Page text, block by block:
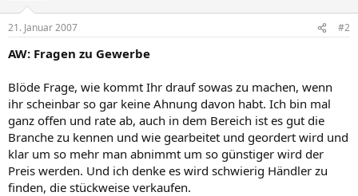
21. Januar 2007 #2
AW: Fragen zu Gewerbe
Blöde Frage, wie kommt Ihr drauf sowas zu machen, wenn
ihr scheinbar so gar keine Ahnung davon habt. Ich bin mal
ganz offen und rate ab, auch in dem Bereich ist es gut die
Branche zu kennen und wie gearbeitet und geordert wird und
klar um so mehr man abnimmt um so günstiger wird der
Preis werden. Und ich denke es wird schwierig Händler zu
finden, die stückweise verkaufen.